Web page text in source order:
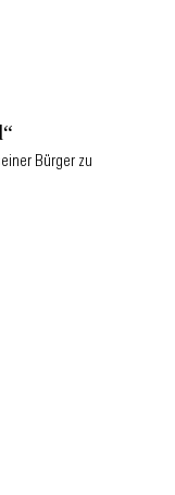
Bürger zu